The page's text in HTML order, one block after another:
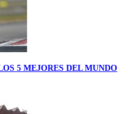
5 MEJORES DEL MUNDO